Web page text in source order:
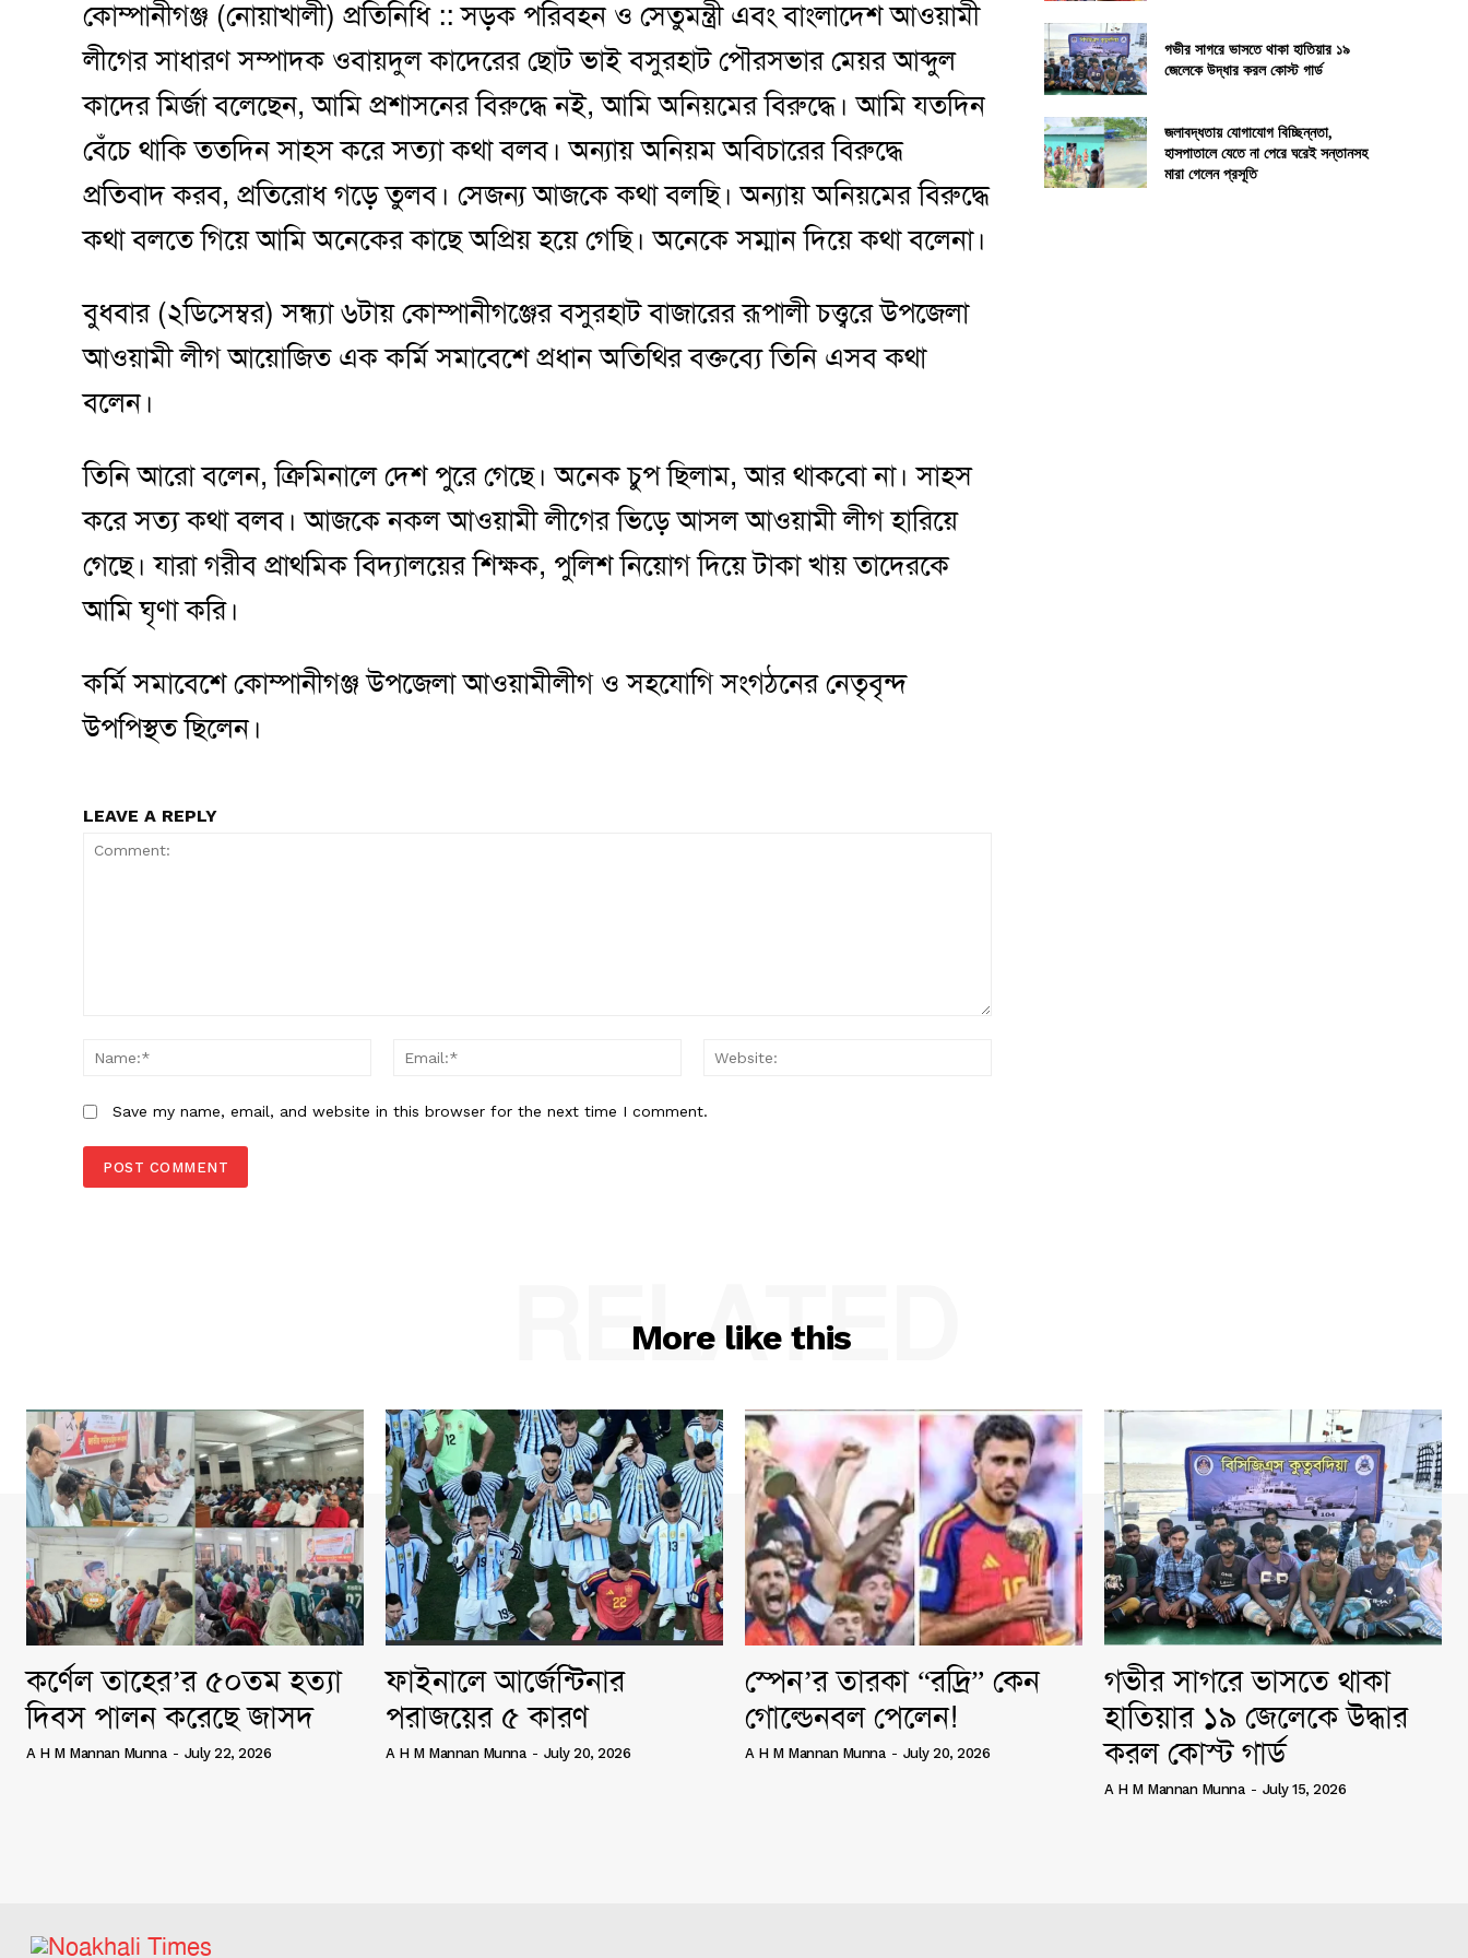
কোম্পানীগঞ্জ (নোয়াখালী) প্রতিনিধি :: সড়ক পরিবহন ও সেতুমন্ত্রী এবং বাংলাদেশ আওয়ামী
লীগের সাধারণ সম্পাদক ওবায়দুল কাদেরের ছোট ভাই বসুরহাট পৌরসভার মেয়র আব্দুল
কাদের মির্জা বলেছেন, আমি প্রশাসনের বিরুদ্ধে নই, আমি অনিয়মের বিরুদ্ধে। আমি যতদিন
বেঁচে থাকি ততদিন সাহস করে সত্যা কথা বলব। অন্যায় অনিয়ম অবিচারের বিরুদ্ধে
প্রতিবাদ করব, প্রতিরোধ গড়ে তুলব। সেজন্য আজকে কথা বলছি। অন্যায় অনিয়মের বিরুদ্ধে
কথা বলতে গিয়ে আমি অনেকের কাছে অপ্রিয় হয়ে গেছি। অনেকে সম্মান দিয়ে কথা বলেনা।
বুধবার (২ডিসেম্বর) সন্ধ্যা ৬টায় কোম্পানীগঞ্জের বসুরহাট বাজারের রূপালী চত্ত্বরে উপজেলা
আওয়ামী লীগ আয়োজিত এক কর্মি সমাবেশে প্রধান অতিথির বক্তব্যে তিনি এসব কথা
বলেন।
তিনি আরো বলেন, ক্রিমিনালে দেশ পুরে গেছে। অনেক চুপ ছিলাম, আর থাকবো না। সাহস
করে সত্য কথা বলব। আজকে নকল আওয়ামী লীগের ভিড়ে আসল আওয়ামী লীগ হারিয়ে
গেছে। যারা গরীব প্রাথমিক বিদ্যালয়ের শিক্ষক, পুলিশ নিয়োগ দিয়ে টাকা খায় তাদেরকে
আমি ঘৃণা করি।
কর্মি সমাবেশে কোম্পানীগঞ্জ উপজেলা আওয়ামীলীগ ও সহযোগি সংগঠনের নেতৃবৃন্দ
উপপিস্থত ছিলেন।
LEAVE A REPLY
Name:* Email:*
Save my name, email, and website in this browser for the next time I comment.
গভীর সাগরে ভাসতে থাকা হাতিয়ার ১৯
জেলেকে উদ্ধার করল কোস্ট গার্ড
জলাবদ্ধতায় যোগাযোগ বিচ্ছিন্নতা,
হাসপাতালে যেতে না পেরে ঘরেই সন্তানসহ
মারা গেলেন প্রসূতি
More like this
RELATED
কর্ণেল তাহের’র ৫০তম হত্যা
দিবস পালন করেছে জাসদ
A H M Mannan Munna - July 22, 2026
ফাইনালে আর্জেন্টিনার
পরাজয়ের ৫ কারণ
A H M Mannan Munna - July 20, 2026
স্পেন’র তারকা “রদ্রি” কেন
গোল্ডেনবল পেলেন!
A H M Mannan Munna - July 20, 2026
গভীর সাগরে ভাসতে থাকা
হাতিয়ার ১৯ জেলেকে উদ্ধার
করল কোস্ট গার্ড
A H M Mannan Munna - July 15, 2026